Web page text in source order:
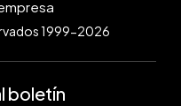
1999-2026
boletín